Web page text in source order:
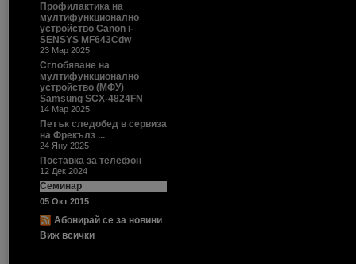
Профилактика на
мултифункционално
устройство Canon i-
SENSYS MF643Cdw
23 Мар 2025
Сглобяване на
мултифункционално
устройство (МФУ)
Samsung SCX-4824FN
14 Мар 2025
Петък следобед в сервиза
на Фрекълз ...
24 Яну 2025
Поставка за телефон
12 Дек 2024
Семинар
05 Окт 2015
Абонирай се за новини
Виж всички